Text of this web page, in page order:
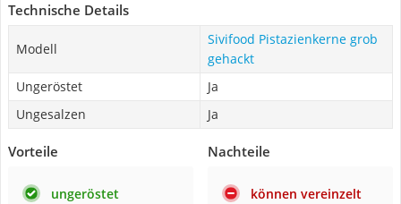
Technische Details
Modell
Sivifood Pistazienkerne grob
gehackt
Ungeröstet
Ja
Ungesalzen
Ja
Vorteile
ungeröstet
Nachteile
können vereinzelt